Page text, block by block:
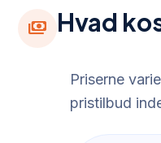
payments Hvad
Priserne
pristilbud